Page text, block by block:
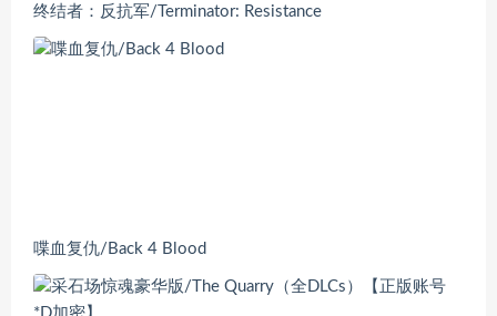
终结者：反抗军/Terminator: Resistance
喋血复仇/Back 4 Blood